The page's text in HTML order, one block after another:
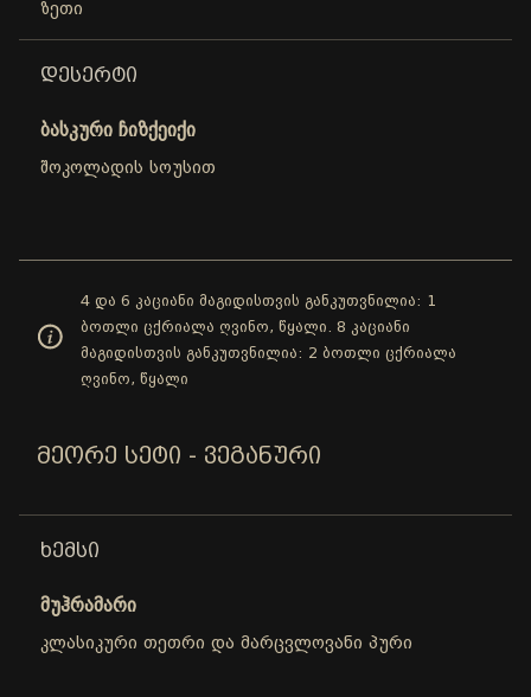
ზეთი
ᲓᲔᲡᲔᲠᲢᲘ
ბასკური ჩიზქეიქი
შოკოლადის სოუსით
4 და 6 კაციანი მაგიდისთვის განკუთვნილია: 1
ბოთლი ცქრიალა ღვინო, წყალი. 8 კაციანი
მაგიდისთვის განკუთვნილია: 2 ბოთლი ცქრიალა
ღვინო, წყალი
ᲛᲔᲝᲠᲔ ᲡᲔᲢᲘ - ᲕᲔᲒᲐᲜᲣᲠᲘ
ᲮᲔᲛᲡᲘ
მუჰრამარი
კლასიკური თეთრი და მარცვლოვანი პური